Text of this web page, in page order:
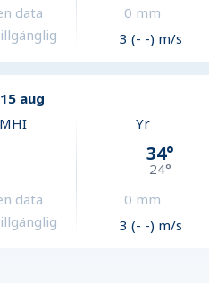
data
0 mm
3 (- -) m/s
aug
data
Yr
34°
24°
0 mm
3 (- -) m/s